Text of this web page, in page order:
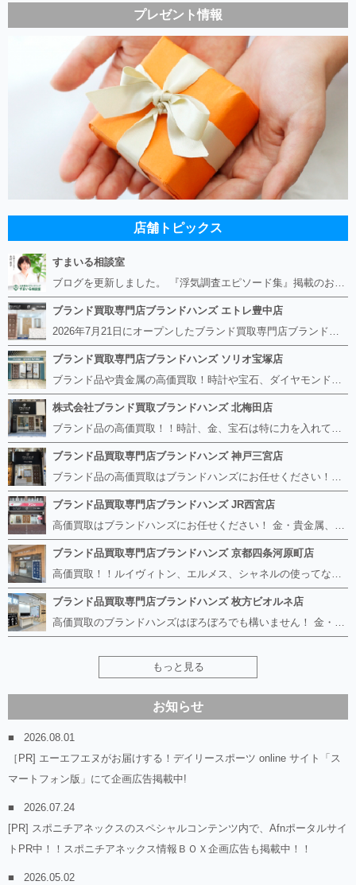
プレゼント情報
店舗トピックス
すまいる相談室
ブログを更新しました。 『浮気調査エピソード集』掲載のお知らせ https://smile-soudan.net/index.php?QBlog-20260808-1
ブランド買取専門店ブランドハンズ エトレ豊中店
2026年7月21日にオープンしたブランド買取専門店ブランドハンズ エトレ豊中店です。 阪急豊中駅直結のショッピングモール エトレとよなかの１階に店舗がございます。 金・貴金属、ブランド品、時計、宝石などその他ブランド食器や美容機器、ブランド香水や化粧品などの取り扱いもございます。 熟練の鑑定士が親切・丁寧に接客、査定をさせていただきます。 査定だけでもOK。お気軽にご来店下さいませ！
ブランド買取専門店ブランドハンズ ソリオ宝塚店
ブランド品や貴金属の高価買取！時計や宝石、ダイヤモンドなど家に眠っているものがあったら捨てる前にブランドハンズへお越しください。 査定料は無料、お値段が付くものかお調べいたします！ 宅配買取もありますので使っていない古いルイヴィトンのバッグや財布、壊れているオメガの時計、千切れている金のネックレスや指輪、小型家電も取り扱っておりますのでお気軽にご利用下さい☆ その他ブランド食器、銀シルバー製品、美容機器、脱毛器、スマホなど幅広く取り扱っております！
株式会社ブランド買取ブランドハンズ 北梅田店
ブランド品の高価買取！！時計、金、宝石は特に力を入れています！ ルイヴィトン、シャネル、ロレックス、エルメスはもちろん、グッチ、プラダ、セリーヌ、フェンディなどなど、 その他ブランド食器、銀シルバー製品、美容機器、脱毛器、スマホなど幅広く取り扱っているので まずは無料査定にお越しください！ 手数料は全て無料！全国対応の宅配買取も行っておりますのでお気軽にご連絡下さい！
ブランド品買取専門店ブランドハンズ 神戸三宮店
ブランド品の高価買取はブランドハンズにお任せください！！ 高騰し続けている金・貴金属はもちろん、ルイヴィトン、エルメス、シャネル、ロレックスは特に力を入れております。 その他ブランド食器、銀シルバー製品、美容機器、脱毛器、スマホなど幅広く取り扱っております！ 鑑定士は経験豊富で親切丁寧な対応を心がけております。 鑑定書がないものでもしっかり見させて頂きます。
ブランド品買取専門店ブランドハンズ JR西宮店
高価買取はブランドハンズにお任せください！ 金・貴金属、ルイヴィトン、エルメス、シャネル、ロレックスは特に力を入れておりますが、 他店で断られたボロボロになったバッグや財布、壊れたブランド品、時計、千切れた貴金属もお買取り可能です。 経験豊富な鑑定士が宝石やダイヤモンドの鑑定書がないものでもしっかり見させて頂きます。 その他ブランド食器、銀シルバー製品、美容機器、脱毛器、スマホなど幅広く取り扱っております！ 是非お気軽にお越しください。
ブランド品買取専門店ブランドハンズ 京都四条河原町店
高価買取！！ルイヴィトン、エルメス、シャネルの使ってないものなど ブランドハンズならボロボロでも構いません。 他店に断られたものも当店ならお買取り可能です！ ロレックスやフェンディ、グッチも大歓迎です！ ブランド品や貴金属、時計、宝石、ダイヤモンドは特に高価買取ですのでお査定だけでもお待ちしております。
ブランド品買取専門店ブランドハンズ 枚方ビオルネ店
高価買取のブランドハンズはぼろぼろでも構いません！ 金・貴金属、ルイヴィトンやエルメス、シャネルの使ってないものはございませんか？ 他店に断られたものも当店ならお買取り可能です！ ロレックスやフェンディ、グッチも大歓迎！ ブランド品や貴金属、時計、宝石、ダイヤモンドは特に高価買取ですがブランド食器、スマホ、美容機器、銀製品など幅広く取り扱っております。
もっと見る
お知らせ
2026.08.01
［PR] エーエフエヌがお届けする！デイリースポーツ online サイト「ス
マートフォン版」にて企画広告掲載中!
2026.07.24
[PR] スポニチアネックスのスペシャルコンテンツ内で、Afnポータルサイ
トPR中！！スポニチアネックス情報ＢＯＸ企画広告も掲載中！！
2026.05.02